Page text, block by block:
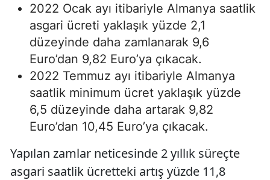
2022 Ocak ayı itibariyle Almanya saatlik
asgari ücreti yaklaşık yüzde 2,1
düzeyinde daha zamlanarak 9,6
Euro’dan 9,82 Euro’ya çıkacak.
2022 Temmuz ayı itibariyle Almanya
saatlik minimum ücret yaklaşık yüzde
6,5 düzeyinde daha artarak 9,82
Euro’dan 10,45 Euro’ya çıkacak.
Yapılan zamlar neticesinde 2 yıllık süreçte
asgari saatlik ücretteki artış yüzde 11,8